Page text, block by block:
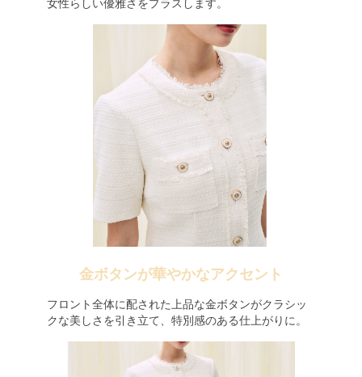
女性らしい優雅さをプラスします。
金ボタンが華やかなアクセント
フロント全体に配された上品な金ボタンがクラシッ
クな美しさを引き立て、特別感のある仕上がりに。